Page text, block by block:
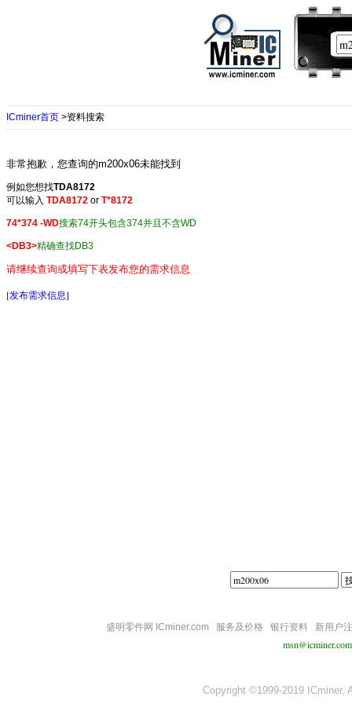
ICminer首页 >资料搜索
非常抱歉，您查询的m200x06未能找到
例如您想找TDA8172
可以输入 TDA8172 or T*8172
74*374 -WD搜索74开头包含374并且不含WD
<DB3>精确查找DB3
请继续查询或填写下表发布您的需求信息
[发布需求信息]
盛明零件网 ICminer.com 服务及价格 银行资料 新用户
msn@icminer.com
Copyright ©1999-2019 ICminer,